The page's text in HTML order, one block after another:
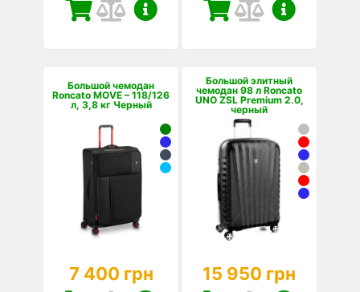
Большой чемодан
Roncato MOVE – 118/126
л, 3,8 кг Черный
7 400 грн
Большой элитный
чемодан 98 л Roncato
UNO ZSL Premium 2.0,
черный
15 950 грн